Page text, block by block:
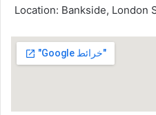
Location: Bankside, London